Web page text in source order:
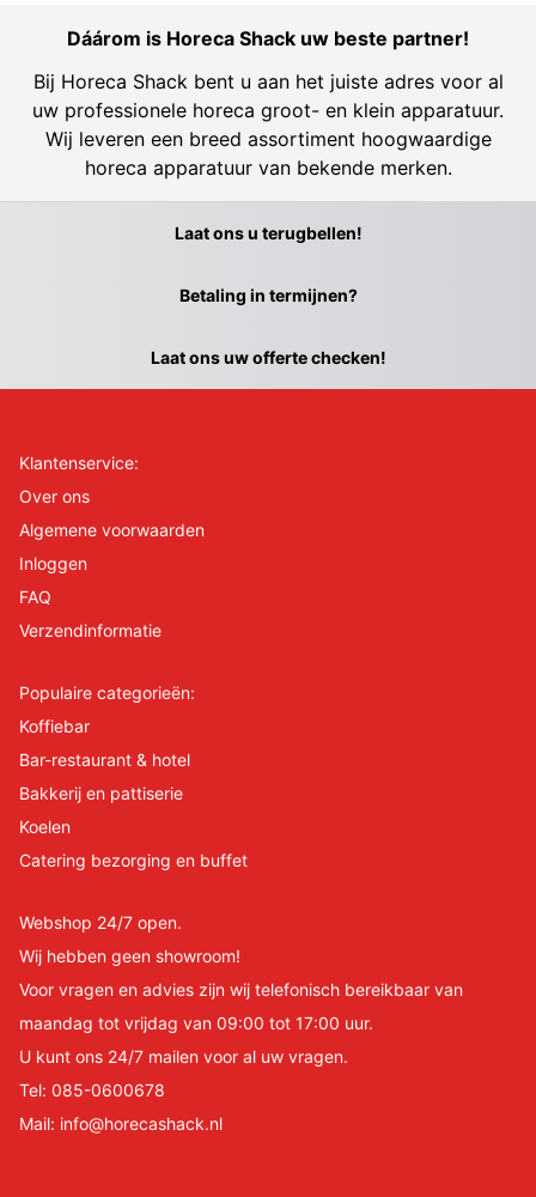
Dáárom is Horeca Shack uw beste partner!
Bij Horeca Shack bent u aan het juiste adres voor al
uw professionele horeca groot- en klein apparatuur.
Wij leveren een breed assortiment hoogwaardige
horeca apparatuur van bekende merken.
Laat ons u terugbellen!
Betaling in termijnen?
Laat ons uw offerte checken!
Klantenservice:
Over ons
Algemene voorwaarden
Inloggen
FAQ
Verzendinformatie
Populaire categorieën:
Koffiebar
Bar-restaurant & hotel
Bakkerij en pattiserie
Koelen
Catering bezorging en buffet
Webshop 24/7 open.
Wij hebben geen showroom!
Voor vragen en advies zijn wij telefonisch bereikbaar van
maandag tot vrijdag van 09:00 tot 17:00 uur.
U kunt ons 24/7 mailen voor al uw vragen.
Tel: 085-0600678
Mail: info@horecashack.nl